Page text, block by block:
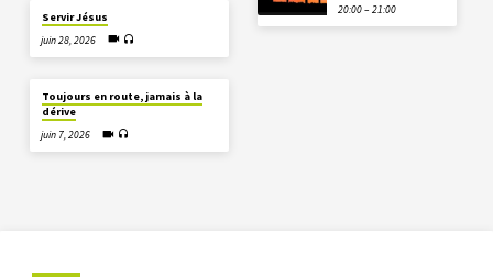
Servir Jésus
juin 28, 2026
Toujours en route, jamais à la
dérive
juin 7, 2026
20:00 – 21:00